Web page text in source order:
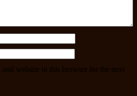
and website in this browser for the next